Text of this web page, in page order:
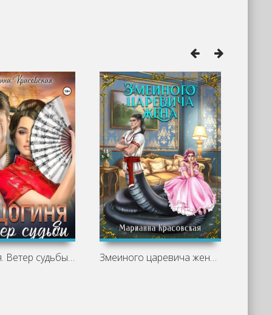
Герцогиня. Ветер судьбы - Марианна Змеиного царевича жена - Марианна